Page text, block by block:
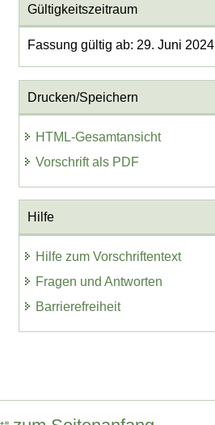
Gültigkeitszeitraum
Fassung gültig ab: 29. Juni 2024
Drucken/Speichern
HTML-Gesamtansicht
Vorschrift als PDF
Hilfe
Hilfe zum Vorschriftentext
Fragen und Antworten
Barrierefreiheit